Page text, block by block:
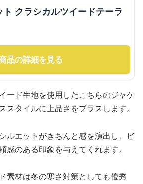
クラシカルツイードテーラ
品の詳細を見る
ード生地を使用したこちらのジャケ
スタイルに上品さをプラスします。
ルエットがきちんと感を演出し、ビ
感のある印象を与えてくれます。
素材は冬の寒さ対策としても優秀